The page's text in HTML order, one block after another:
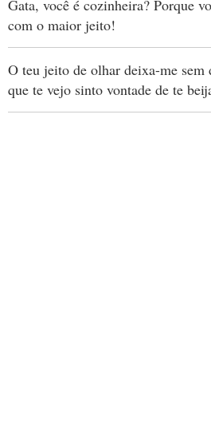
Gata, você é cozinheira? Porque
com o maior jeito!
O teu jeito de olhar deixa-me sem
que te vejo sinto vontade de te